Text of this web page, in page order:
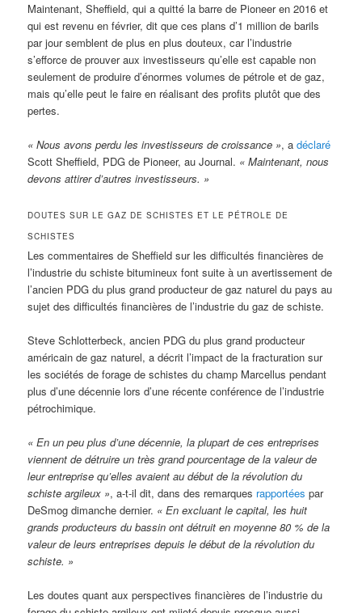
Maintenant, Sheffield, qui a quitté la barre de Pioneer en 2016 et
qui est revenu en février, dit que ces plans d’1 million de barils
par jour semblent de plus en plus douteux, car l’industrie
s’efforce de prouver aux investisseurs qu’elle est capable non
seulement de produire d’énormes volumes de pétrole et de gaz,
mais qu’elle peut le faire en réalisant des profits plutôt que des
pertes.
« Nous avons perdu les investisseurs de croissance », adéclaré
Scott Sheffield, PDG de Pioneer, au Journal. « Maintenant, nous
devons attirer d’autres investisseurs. »
DOUTES SUR LE GAZ DE SCHISTES ET LE PÉTROLE DE
SCHISTES
Les commentaires de Sheffield sur les difficultés financières de
l’industrie du schiste bitumineux font suite à un avertissement de
l’ancien PDG du plus grand producteur de gaz naturel du pays au
sujet des difficultés financières de l’industrie du gaz de schiste.
Steve Schlotterbeck, ancien PDG du plus grand producteur
américain de gaz naturel, a décrit l’impact de la fracturation sur
les sociétés de forage de schistes du champ Marcellus pendant
plus d’une décennie lors d’une récente conférence de l’industrie
pétrochimique.
« En un peu plus d’une décennie, la plupart de ces entreprises
viennent de détruire un très grand pourcentage de la valeur de
leur entreprise qu’elles avaient au début de la révolution du
schiste argileux », a-t-il dit, dans des remarques rapportées par
DeSmog dimanche dernier. « En excluant le capital, les huit
grands producteurs du bassin ont détruit en moyenne 80 % de la
valeur de leurs entreprises depuis le début de la révolution du
schiste. »
Les doutes quant aux perspectives financières de l’industrie du